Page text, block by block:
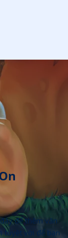
để thêm văn
tuyệt vời để bạn